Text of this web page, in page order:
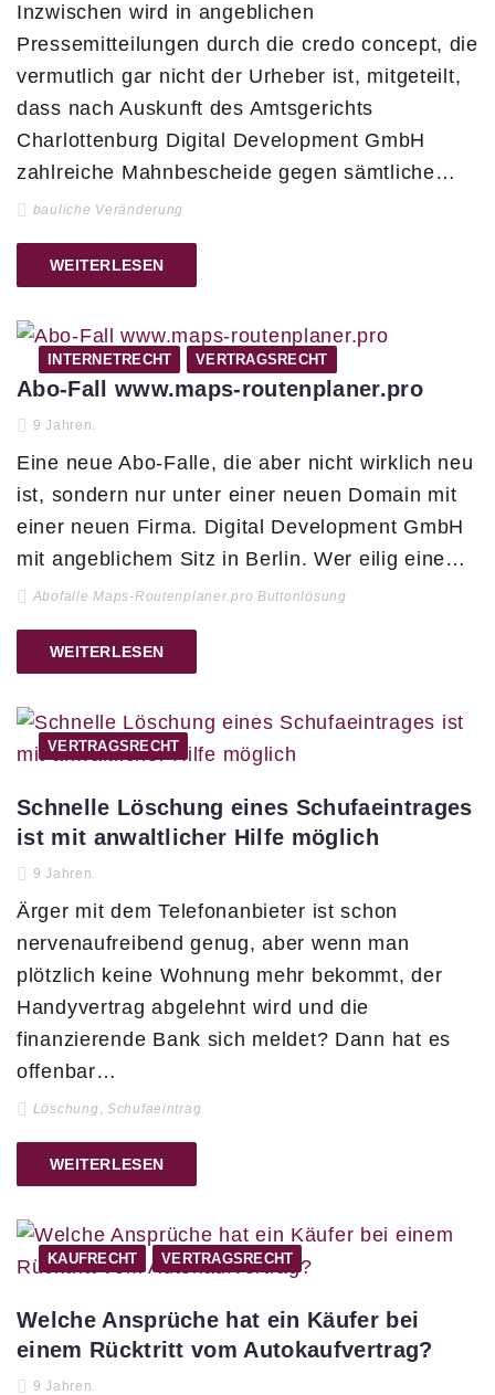
Inzwischen wird in angeblichen
Pressemitteilungen durch die credo concept, die
vermutlich gar nicht der Urheber ist, mitgeteilt,
dass nach Auskunft des Amtsgerichts
Charlottenburg Digital Development GmbH
zahlreiche Mahnbescheide gegen sämtliche…
bauliche Veränderung
WEITERLESEN
INTERNETRECHT VERTRAGSRECHT
Abo-Fall www.maps-routenplaner.pro
9 Jahren.
Eine neue Abo-Falle, die aber nicht wirklich neu
ist, sondern nur unter einer neuen Domain mit
einer neuen Firma. Digital Development GmbH
mit angeblichem Sitz in Berlin. Wer eilig eine…
Abofalle Maps-Routenplaner.pro Buttonlösung
WEITERLESEN
VERTRAGSRECHT
Schnelle Löschung eines Schufaeintrages
ist mit anwaltlicher Hilfe möglich
9 Jahren.
Ärger mit dem Telefonanbieter ist schon
nervenaufreibend genug, aber wenn man
plötzlich keine Wohnung mehr bekommt, der
Handyvertrag abgelehnt wird und die
finanzierende Bank sich meldet? Dann hat es
offenbar…
Löschung, Schufaeintrag
WEITERLESEN
KAUFRECHT VERTRAGSRECHT
Welche Ansprüche hat ein Käufer bei
einem Rücktritt vom Autokaufvertrag?
9 Jahren.